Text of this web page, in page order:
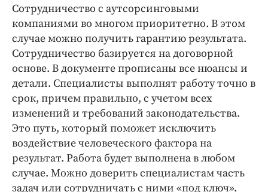
Сотрудничество с аутсорсинговыми
компаниями во многом приоритетно. В этом
случае можно получить гарантию результата.
Сотрудничество базируется на договорной
основе. В документе прописаны все нюансы и
детали. Специалисты выполнят работу точно в
срок, причем правильно, с учетом всех
изменений и требований законодательства.
Это путь, который поможет исключить
воздействие человеческого фактора на
результат. Работа будет выполнена в любом
случае. Можно доверить специалистам часть
задач или сотрудничать с ними «под ключ».